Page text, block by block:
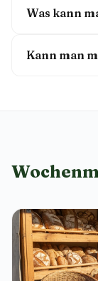
Was kann
Kann man